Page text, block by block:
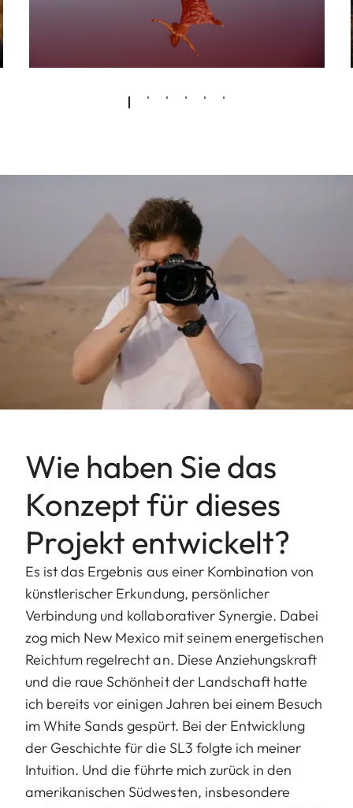
Wie haben Sie das
Konzept für dieses
Projekt entwickelt?
Es ist das Ergebnis aus einer Kombination von
künstlerischer Erkundung, persönlicher
Verbindung und kollaborativer Synergie. Dabei
zog mich New Mexico mit seinem energetischen
Reichtum regelrecht an. Diese Anziehungskraft
und die raue Schönheit der Landschaft hatte
ich bereits vor einigen Jahren bei einem Besuch
im White Sands gespürt. Bei der Entwicklung
der Geschichte für die SL3 folgte ich meiner
Intuition. Und die führte mich zurück in den
amerikanischen Südwesten, insbesondere